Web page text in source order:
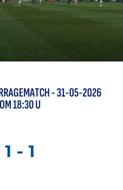
- 31-05-2026
OM 18:30 U
1 - 1